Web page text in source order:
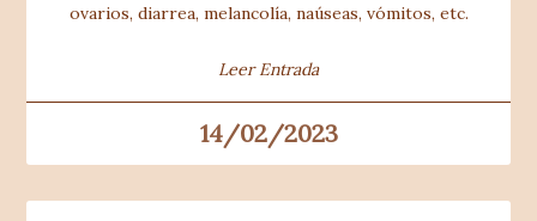
ovarios, diarrea, melancolía, naúseas, vómitos, etc.
Leer Entrada
14/02/2023